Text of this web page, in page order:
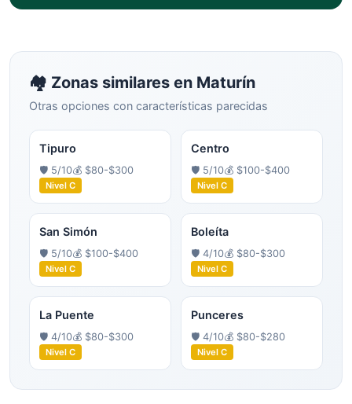
🏘️ Zonas similares en Maturín
Otras opciones con características parecidas
Tipuro
🛡️ 5/10💰 $80-$300
Nivel C
Centro
🛡️ 5/10💰 $100-$400
Nivel C
San Simón
🛡️ 5/10💰 $100-$400
Nivel C
Boleíta
🛡️ 4/10💰 $80-$300
Nivel C
La Puente
🛡️ 4/10💰 $80-$300
Nivel C
Punceres
🛡️ 4/10💰 $80-$280
Nivel C